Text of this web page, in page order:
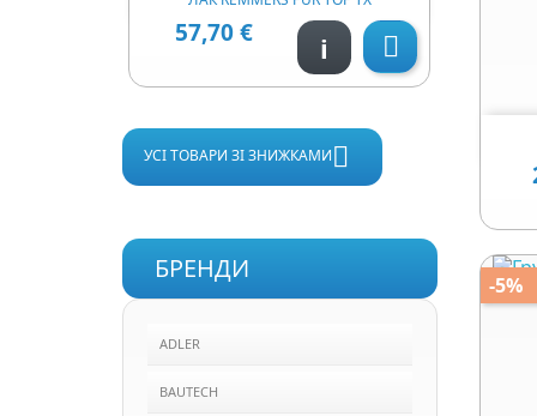
Ціна
57,70 € 
i
УСІ ТОВАРИ ЗІ ЗНИЖКАМИ
БРЕНДИ
ADLER
BAUTECH
-5%